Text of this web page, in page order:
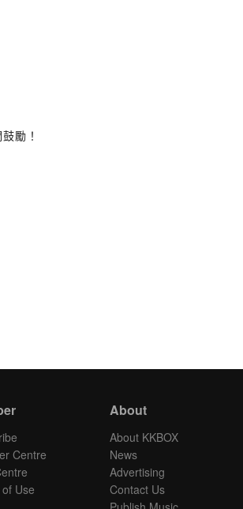
勵！
Centre
Use
About
About KKBOX
News
Advertising
Contact Us